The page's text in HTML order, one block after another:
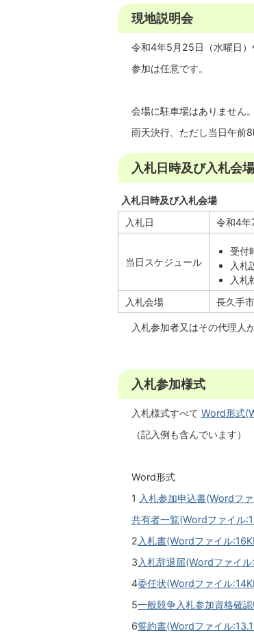
現地説明会
令和4年5月25日（水曜日
参加は任意です。
会場に駐車場はありません
雨天決行、ただし当日午前
入札日時及び入札会場
入札日時及び入札会場
入札日
令和4年
当日スケジュール
受付
入札
入札
入札会場
長久手
入札参加者又はその代理人
入札参加様式
入札様式すべて Word形式
（記入例も含んでいます）
Word形式
1 入札参加申込書(Wordフ
共有者一覧(Wordファイル
2 入札書(Wordファイル
3 入札辞退届(Wordファイ
4委任状(Wordファイル
5一般競争入札参加資格確
6誓約書(Wordファイル